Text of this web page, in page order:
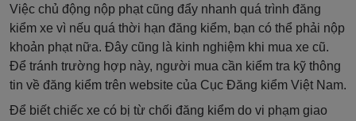
Việc chủ động nộp phạt cũng đẩy nhanh quá trình đăng
kiểm xe vì nếu quá thời hạn đăng kiểm, bạn có thể phải nộp
khoản phạt nữa. Đây cũng là kinh nghiệm khi mua xe cũ.
Để tránh trường hợp này, người mua cần kiểm tra kỹ thông
tin về đăng kiểm trên website của Cục Đăng kiểm Việt Nam.
Để biết chiếc xe có bị từ chối đăng kiểm do vi phạm giao